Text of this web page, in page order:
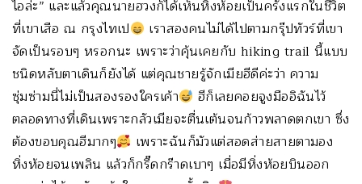
ไอล่ะ” และแล้วคุณนายฮวงก็ได้เห็นหิ่งห้อยเป็นครั้งแรกในชีวิต
ที่เขาเสือ ณ กรุงไทเป
เราสองคนไม่ได้ไปตามกรุ๊ปทัวร์ที่เขา
จัดเป็นรอบๆ หรอกนะ เพราะว่าคุ้นเคยกับ hiking trail นี้แบบ
ชนิดหลับตาเดินก็ยังได้ แต่คุณชายรู้จักเมียฮีดีค่ะว่า ความ
ซุ่มซ่ามนี่ไม่เป็นสองรองใครเค้า
ฮีก็เลยคอยจูงมืออิฉันไว้
ตลอดทางที่เดินเพราะกลัวเมียจะตื่นเต้นจนก้าวพลาดตกเขา ซึ่ง
ต้องขอบคุณฮีมากๆ
เพราะฉันก็มัวแต่สอดส่ายสายตามอง
หิ่งห้อยจนเพลิน แล้วก็กรี๊ดกร๊าดเบาๆ เมื่อมีหิ่งห้อยบินออก